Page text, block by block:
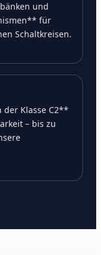
und
für
Schaltkreisen.
Klasse C2**
– bis zu